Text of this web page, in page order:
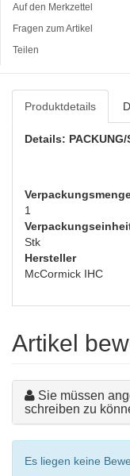
Auf den Merkzettel
Fragen zum Artikel
Teilen
Produktdetails
Details:
1
Stk
Hersteller
McCormick IHC
Artikel
Sie müssen
schreiben zu
Es liegen keine